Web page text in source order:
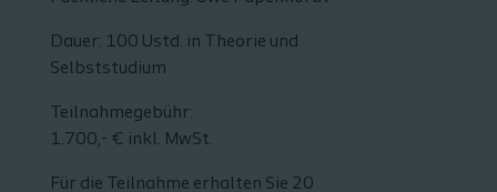
Dauer: 100 Ustd. in Theorie und
Selbststudium
Teilnahmegebühr:
1.700,- € inkl. MwSt.
Für die Teilnahme erhalten Sie 20